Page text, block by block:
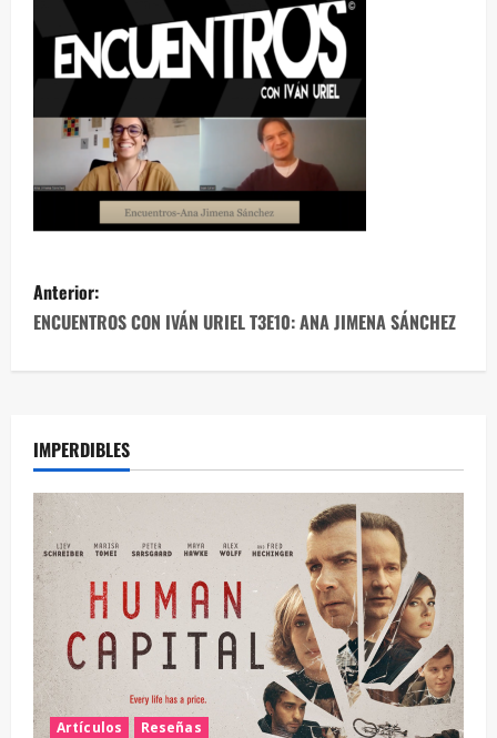
Anterior:
ENCUENTROS CON IVÁN URIEL T3E10: ANA JIMENA SÁNCHEZ
IMPERDIBLES
Artículos Reseñas